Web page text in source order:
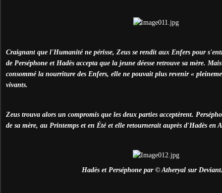
Craignant que l'Humanité ne périsse, Zeus se rendit aux Enfers pour
de Perséphone et Hadès accepta que la jeune déesse retrouve sa mère.
consommé la nourriture des Enfers, elle ne pouvait plus revenir «
vivants.
Zeus trouva alors un compromis que les deux parties acceptèrent.
de sa mère, au Printemps et en Été et elle retournerait auprès d'Hadès en
Hadès et Perséphone par © Atheryal sur